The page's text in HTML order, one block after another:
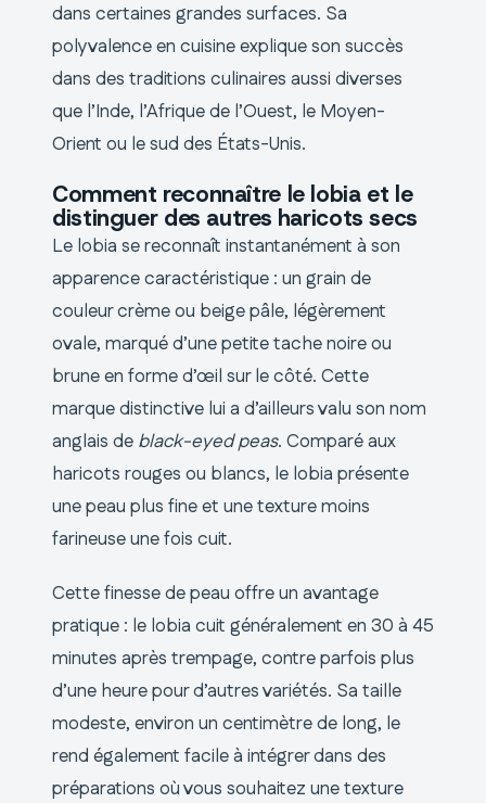
dans certaines grandes surfaces. Sa
polyvalence en cuisine explique son succès
dans des traditions culinaires aussi diverses
que l’Inde, l’Afrique de l’Ouest, le Moyen-
Orient ou le sud des États-Unis.
Comment reconnaître le lobia et le
distinguer des autres haricots secs
Le lobia se reconnaît instantanément à son
apparence caractéristique : un grain de
couleur crème ou beige pâle, légèrement
ovale, marqué d’une petite tache noire ou
brune en forme d’œil sur le côté. Cette
marque distinctive lui a d’ailleurs valu son nom
anglais de black-eyed peas. Comparé aux
haricots rouges ou blancs, le lobia présente
une peau plus fine et une texture moins
farineuse une fois cuit.
Cette finesse de peau offre un avantage
pratique : le lobia cuit généralement en 30 à 45
minutes après trempage, contre parfois plus
d’une heure pour d’autres variétés. Sa taille
modeste, environ un centimètre de long, le
rend également facile à intégrer dans des
préparations où vous souhaitez une texture